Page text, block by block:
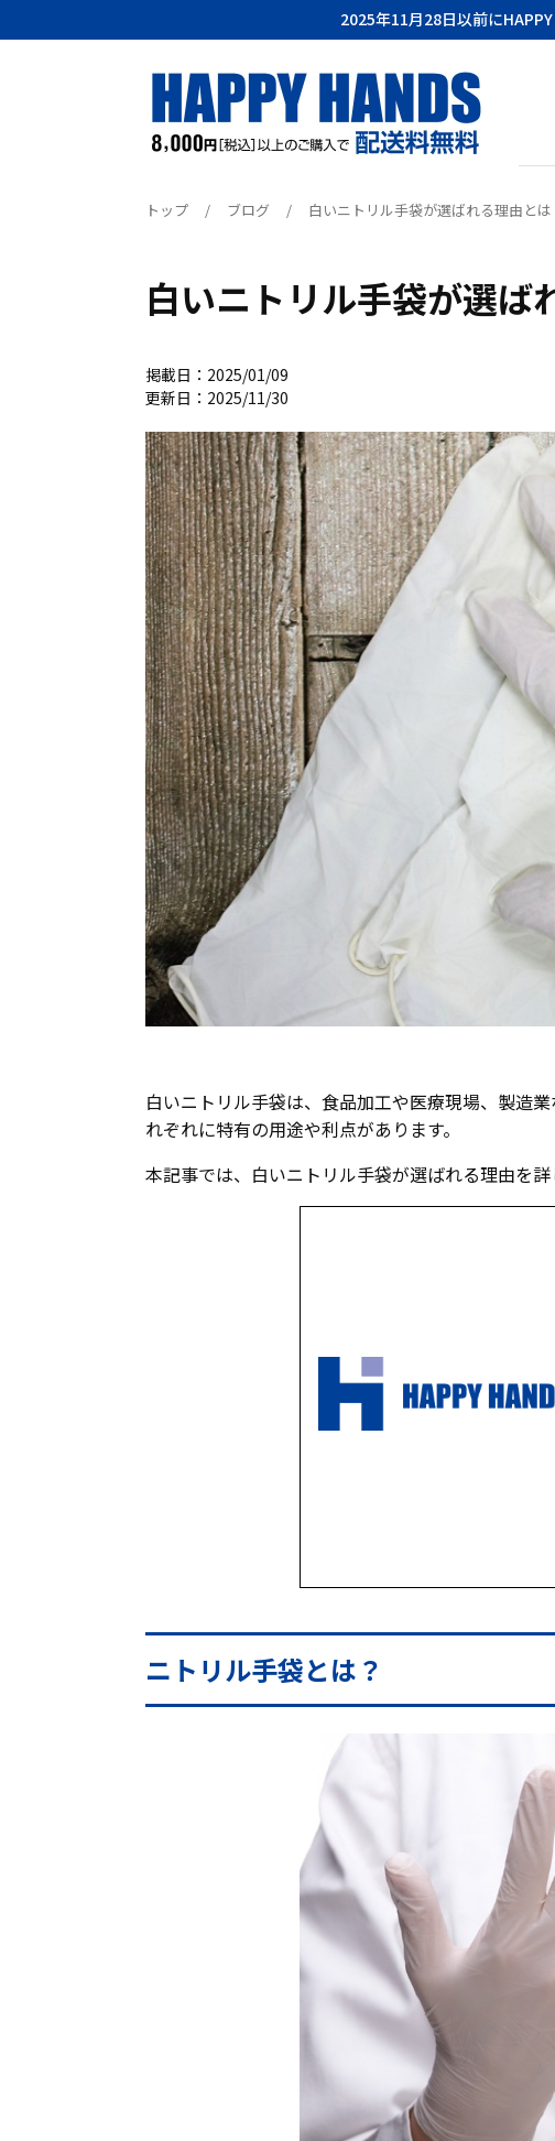
2025年11月28日以前に
トップ / ブログ / 白いニトリル手袋が選ばれる理由と
白いニトリル手袋が選ば
掲載日：2025/01/09
更新日：2025/11/30
白いニトリル手袋は、食品加工や医療現場、製造
れぞれに特有の用途や利点があります。
本記事では、白いニトリル手袋が選ばれる理由を
ニトリル手袋とは？